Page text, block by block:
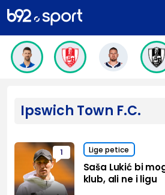
Ipswich Town F.C.
1 Lige petice
Saša Lukić bi
klub, ali ne i ligu